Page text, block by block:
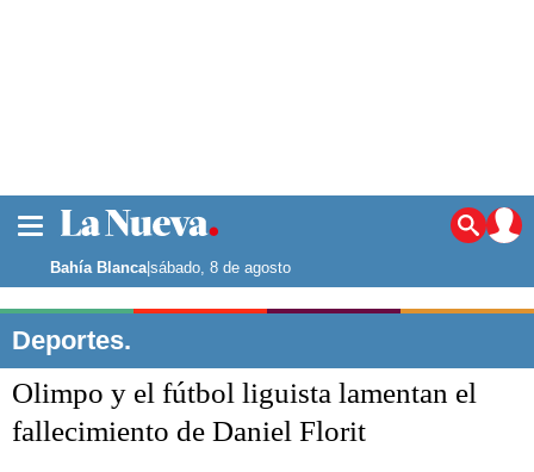
Noticias
La ciudad
Punta Alta
El mundo
Seguridad
Bahía Blanca|sábado, 8 de agosto
Deportes.
Olimpo y el fútbol liguista lamentan el
fallecimiento de Daniel Florit